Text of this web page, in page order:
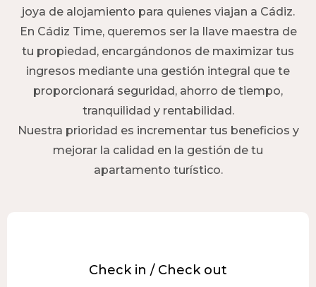
joya de alojamiento para quienes viajan a Cádiz.
En Cádiz Time, queremos ser la llave maestra de
tu propiedad, encargándonos de maximizar tus
ingresos mediante una gestión integral que te
proporcionará seguridad, ahorro de tiempo,
tranquilidad y rentabilidad.
Nuestra prioridad es incrementar tus beneficios y
mejorar la calidad en la gestión de tu
apartamento turístico.
Check in / Check out